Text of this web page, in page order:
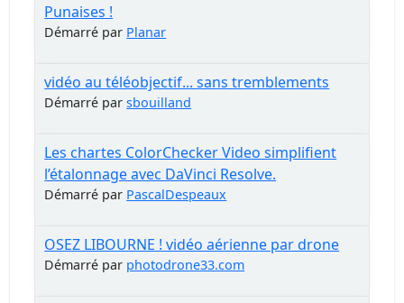
Punaises !
Démarré par Planar
vidéo au téléobjectif... sans tremblements
Démarré parsbouilland
Les chartes ColorChecker Video simplifient
l’étalonnage avec DaVinci Resolve.
Démarré par PascalDespeaux
OSEZ LIBOURNE ! vidéo aérienne par drone
Démarré par photodrone33.com